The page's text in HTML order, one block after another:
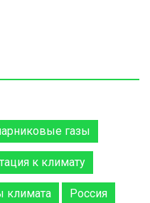
газы
к климату
климата Россия